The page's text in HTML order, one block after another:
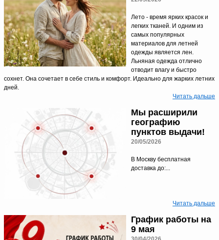
Доверенность на
получение груза
Документы по работе с
персональными данными
Письмо руководителю
Вопросы и ответы
Новости | Статьи
Лето - время ярких красок и
легких тканей. И одним из
самых популярных
материалов для летней
одежды является лен.
Льняная одежда отлично
отводит влагу и быстро
сохнет. Она сочетает в себе стиль и комфорт. Идеально для жарких летних
дней.
Читать дальше
Мы расширили
географию
пунктов выдачи!
20/05/2026
В Москву бесплатная
доставка до:...
Читать дальше
График работы на
9 мая
Добавить
в